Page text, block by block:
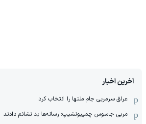
آخرین اخبار
عراق سرمربی جام ملتها را انتخاب کرد
مربی جاسوس چمپیونشیپ: رسانه‌ها بد نشانم دادند